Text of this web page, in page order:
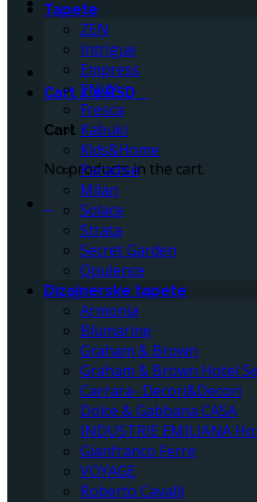
Cart /0RSD
Cart
No products in the cart.
Tapete
ZEN
Intrigue
Empress
ENVY
Fresca
Kabuki
Kids&Home
Paradise
Milan
Solace
Strata
Secret Garden
Opulence
Dizajnerske tapete
Armonia
Blumarine
Graham & Brown
Graham & Brown Hotel
Carrara- Decori&Decori
Dolce & Gabbana CASA
INDUSTRIE EMILIANA
Gianfranco Ferre
VOYAGE
Roberto Cavalli